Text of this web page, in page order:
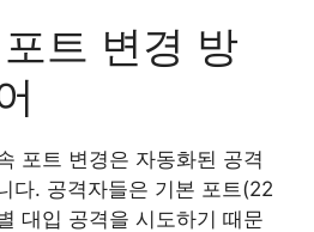
트 변경 방
포트 변경은 자동화된 공격
다. 공격자들은 기본 포트(22
대입 공격을 시도하기 때문